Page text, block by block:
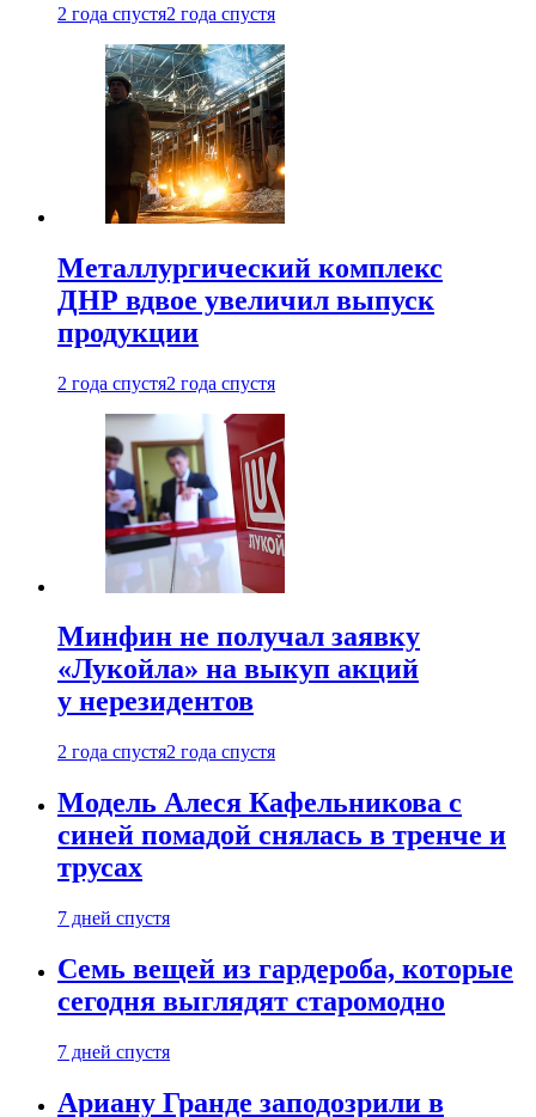
2 года спустя2 года спустя
Металлургический комплекс
ДНР вдвое увеличил выпуск
продукции
2 года спустя2 года спустя
Минфин не получал заявку
«Лукойла» на выкуп акций
у нерезидентов
2 года спустя2 года спустя
Модель Алеся Кафельникова с
синей помадой снялась в тренче и
трусах
7 дней спустя
Семь вещей из гардероба, которые
сегодня выглядят старомодно
7 дней спустя
Ариану Гранде заподозрили в